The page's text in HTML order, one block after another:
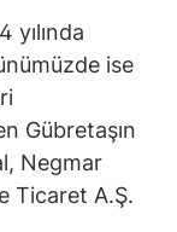
ise
Gübretaşın
Negmar
Ticaret A.Ş.